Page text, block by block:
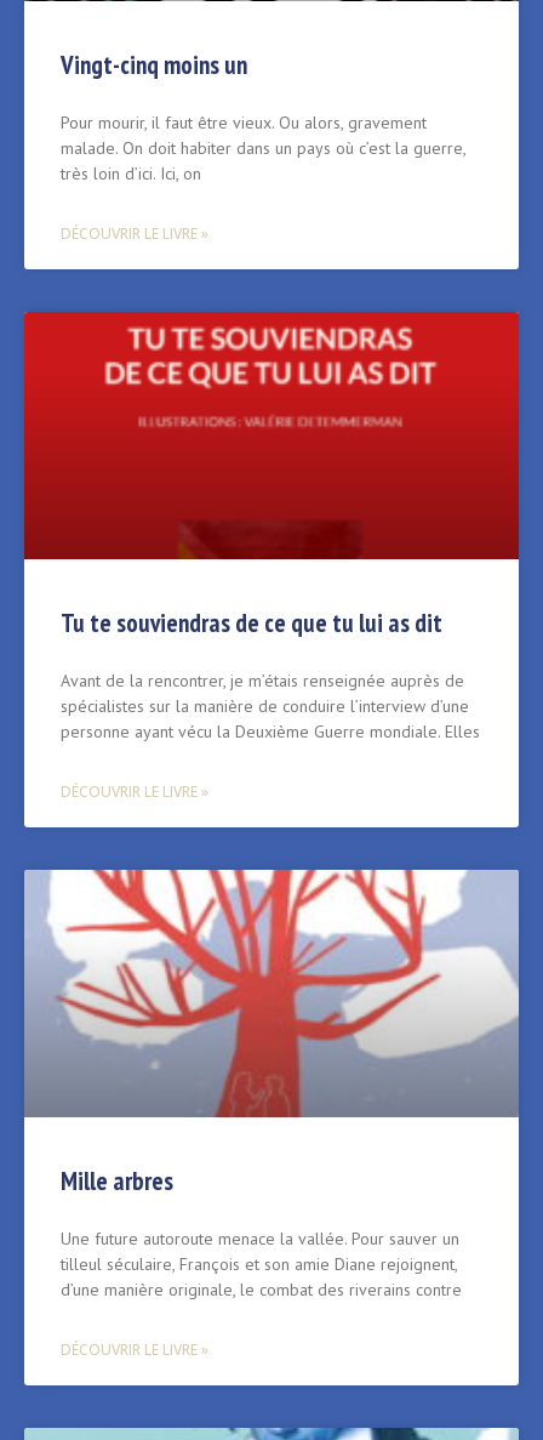
Vingt-cinq moins un
Pour mourir, il faut être vieux. Ou alors, gravement
malade. On doit habiter dans un pays où c’est la guerre,
très loin d’ici. Ici, on
DÉCOUVRIR LE LIVRE »
Tu te souviendras de ce que tu lui as dit
Avant de la rencontrer, je m’étais renseignée auprès de
spécialistes sur la manière de conduire l’interview d’une
personne ayant vécu la Deuxième Guerre mondiale. Elles
DÉCOUVRIR LE LIVRE »
Mille arbres
Une future autoroute menace la vallée. Pour sauver un
tilleul séculaire, François et son amie Diane rejoignent,
d’une manière originale, le combat des riverains contre
DÉCOUVRIR LE LIVRE »